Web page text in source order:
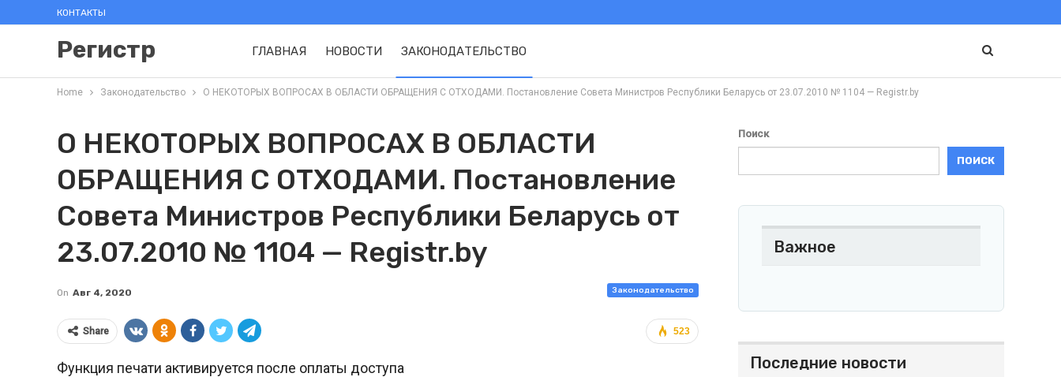
КОНТАКТЫ
Регистр ГЛАВНАЯ НОВОСТИ ЗАКОНОДАТЕЛЬСТВО
Home Законодательство О НЕКОТОРЫХ ВОПРОСАХ В ОБЛАСТИ ОБРАЩЕНИЯ С ОТХОДАМИ. Постановление Совета Министров Республики Беларусь от 23.07.2010 № 1104 — Registr.by
О НЕКОТОРЫХ ВОПРОСАХ В ОБЛАСТИ
ОБРАЩЕНИЯ С ОТХОДАМИ. Постановление
Совета Министров Республики Беларусь от
23.07.2010 № 1104 — Registr.by
Законодательство
On Авг 4, 2020
523
Share
Функция печати активируется после оплаты доступа
Поиск
ПОИСК
Важное
Последние новости